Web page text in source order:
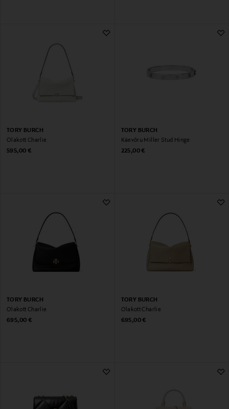
TORY BURCH
Õlakott Charlie
Original Price
595,00 €
TORY BURCH
Käevõru Miller Stud Hinge
Original Price
225,00 €
TORY BURCH
Õlakott Charlie
Original Price
695,00 €
TORY BURCH
Õlakott Charlie
Original Price
695,00 €